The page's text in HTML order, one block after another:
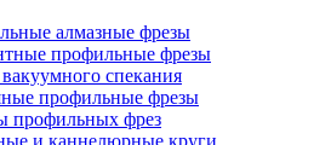
алмазные фрезы
профильные фрезы
спекания
профильные фрезы
профильных фрез
и каннелюрные круги